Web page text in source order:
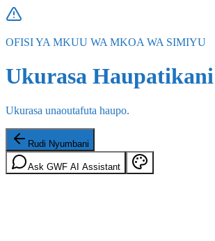
OFISI YA MKUU WA MKOA WA SIMIYU
Ukurasa Haupatikani
Ukurasa unaoutafuta haupo.
Rudi Nyumbani
Ask GWF AI Assistant